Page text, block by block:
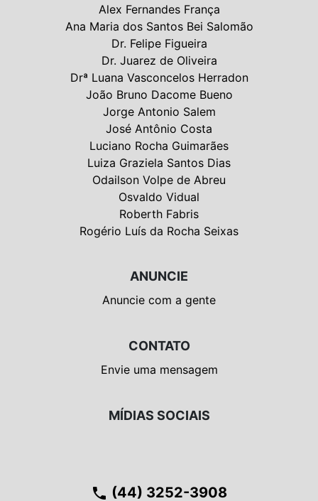
Alex Fernandes França
Ana Maria dos Santos Bei Salomão
Dr. Felipe Figueira
Dr. Juarez de Oliveira
Drª Luana Vasconcelos Herradon
João Bruno Dacome Bueno
Jorge Antonio Salem
José Antônio Costa
Luciano Rocha Guimarães
Luiza Graziela Santos Dias
Odailson Volpe de Abreu
Osvaldo Vidual
Roberth Fabris
Rogério Luís da Rocha Seixas
ANUNCIE
Anuncie com a gente
CONTATO
Envie uma mensagem
MÍDIAS SOCIAIS
phone (44) 3252-3908